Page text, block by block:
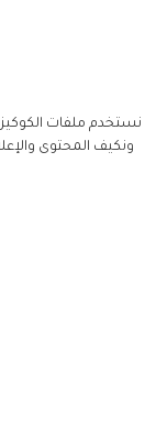
نستخدم ملفات
ونكيف المحتوى